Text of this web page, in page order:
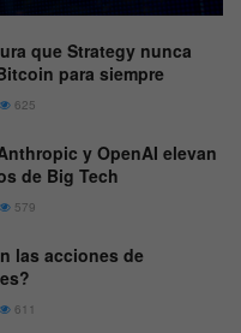
que Strategy nunca
para siempre
625
y OpenAI elevan
de Big Tech
579
las acciones de
611